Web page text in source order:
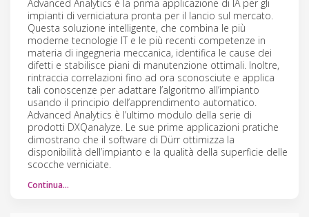
Advanced Analytics è la prima applicazione di IA per gli
impianti di verniciatura pronta per il lancio sul mercato.
Questa soluzione intelligente, che combina le più
moderne tecnologie IT e le più recenti competenze in
materia di ingegneria meccanica, identifica le cause dei
difetti e stabilisce piani di manutenzione ottimali. Inoltre,
rintraccia correlazioni fino ad ora sconosciute e applica
tali conoscenze per adattare l’algoritmo all’impianto
usando il principio dell’apprendimento automatico.
Advanced Analytics è l’ultimo modulo della serie di
prodotti DXQanalyze. Le sue prime applicazioni pratiche
dimostrano che il software di Dürr ottimizza la
disponibilità dell’impianto e la qualità della superficie delle
scocche verniciate.
Continua…